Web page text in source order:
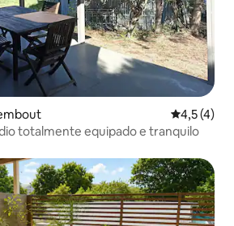
4,5 (4)
totalmente equipado e tranquilo